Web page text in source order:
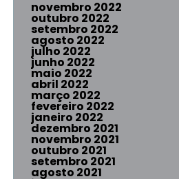
novembro 2022
outubro 2022
setembro 2022
agosto 2022
julho 2022
junho 2022
maio 2022
abril 2022
março 2022
fevereiro 2022
janeiro 2022
dezembro 2021
novembro 2021
outubro 2021
setembro 2021
agosto 2021